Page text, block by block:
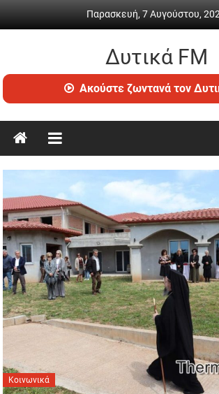
Παρασκευή, 7 Αυγούστου,
Δυτικά FM
Ραδιόφωνο
•
ενημέρωση
Ακούστε ζωντανά τον
Κοινωνικά